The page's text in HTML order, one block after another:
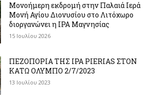
Μονοήμερη εκδρομή στην Παλαιά Ιερά
Μονή Αγίου Διονυσίου στο Λιτόχωρο
διοργανώνει η IPA Μαγνησίας
15 Ιουλίου 2026
ΠΕΖΟΠΟΡΙΑ ΤΗΣ IPA PIERIAS ΣΤΟΝ
ΚΑΤΩ ΟΛΥΜΠΟ 2/7/2023
13 Ιουλίου 2023